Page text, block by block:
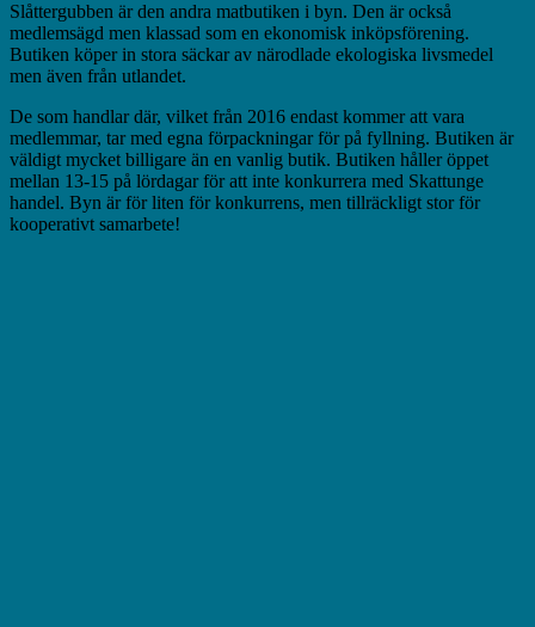
Slåttergubben är den andra matbutiken i byn. Den är också
medlemsägd men klassad som en ekonomisk inköpsförening.
Butiken köper in stora säckar av närodlade ekologiska livsmedel
men även från utlandet.
De som handlar där, vilket från 2016 endast kommer att vara
medlemmar, tar med egna förpackningar för på fyllning. Butiken är
väldigt mycket billigare än en vanlig butik. Butiken håller öppet
mellan 13-15 på lördagar för att inte konkurrera med Skattunge
handel. Byn är för liten för konkurrens, men tillräckligt stor för
kooperativt samarbete!